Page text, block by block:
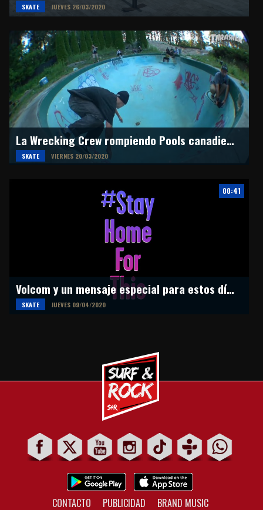
SKATE JUEVES 26/03/2020
La Wrecking Crew rompiendo Pools canadienses
SKATE VIERNES 20/03/2020
00:41
Volcom y un mensaje especial para estos días de cuarentena
SKATE JUEVES 09/04/2020
CONTACTO PUBLICIDAD BRAND MUSIC